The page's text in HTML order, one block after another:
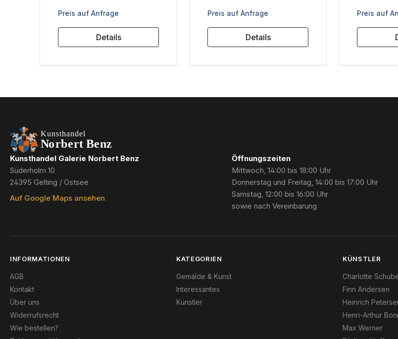
Regulärer Preis:
Preis auf Anfrage
Details
Regulärer Preis:
Preis auf Anfrage
Details
Regulärer
Preis auf
Kunsthandel Galerie Norbert Benz
Süderholm 10
24395 Gelting / Ostsee
Auf Google Maps ansehen
Öffnungszeiten
Mittwoch, 14:00 bis 18:00 Uhr
Donnerstag und Freitag, 14:00 bis 17:00 Uhr
Samstag, 12:00 bis 16:00 Uhr
sowie nach Vereinbarung
INFORMATIONEN
AGB
Kontakt
Über uns
Widerrufsrecht
Wie bestellen?
KATEGORIEN
Gemälde & Kunst
Interessantes
Künstler
KÜNSTLER
Charlotte
Finn Andersen
Heinrich
Henri-Arthur
Max Werner